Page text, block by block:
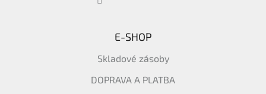
E-SHOP
Skladové zásoby
DOPRAVA A PLATBA